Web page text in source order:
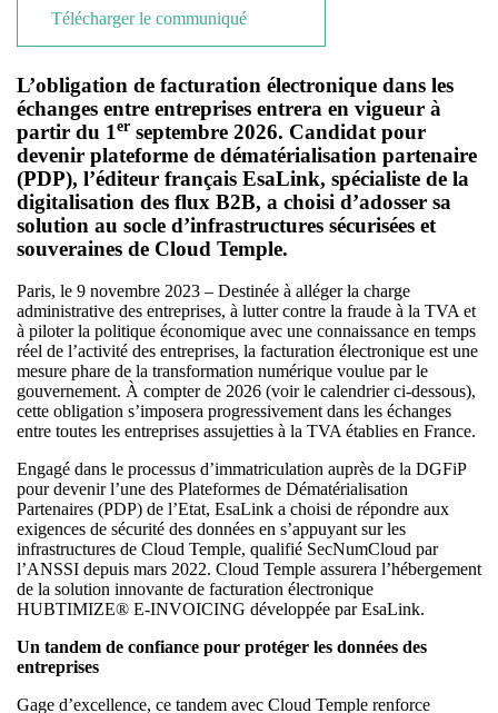
Télécharger le communiqué
L’obligation de facturation électronique dans les
échanges entre entreprises entrera en vigueur à
partir du 1er septembre 2026. Candidat pour
devenir plateforme de dématérialisation partenaire
(PDP), l’éditeur français EsaLink, spécialiste de la
digitalisation des flux B2B, a choisi d’adosser sa
solution au socle d’infrastructures sécurisées et
souveraines de Cloud Temple.
Paris, le 9 novembre 2023 – Destinée à alléger la charge
administrative des entreprises, à lutter contre la fraude à la TVA et
à piloter la politique économique avec une connaissance en temps
réel de l’activité des entreprises, la facturation électronique est une
mesure phare de la transformation numérique voulue par le
gouvernement. À compter de 2026 (voir le calendrier ci-dessous),
cette obligation s’imposera progressivement dans les échanges
entre toutes les entreprises assujetties à la TVA établies en France.
Engagé dans le processus d’immatriculation auprès de la DGFiP
pour devenir l’une des Plateformes de Dématérialisation
Partenaires (PDP) de l’Etat, EsaLink a choisi de répondre aux
exigences de sécurité des données en s’appuyant sur les
infrastructures de Cloud Temple, qualifié SecNumCloud par
l’ANSSI depuis mars 2022. Cloud Temple assurera l’hébergement
de la solution innovante de facturation électronique
HUBTIMIZE® E-INVOICING développée par EsaLink.
Un tandem de confiance pour protéger les données des
entreprises
Gage d’excellence, ce tandem avec Cloud Temple renforce